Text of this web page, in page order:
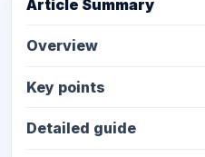
Article Summary
Overview
Key points
Detailed guide